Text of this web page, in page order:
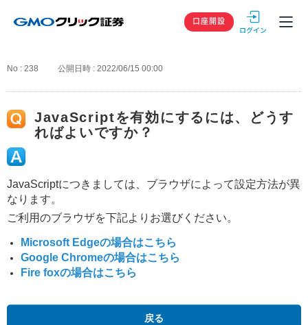
GMOクリック
口座開設
No : 238 公開日時 : 2022/06/15 00:00
JavaScriptを有効にするには、どうす
ればよいですか？
JavaScriptにつきましては、ブラウザによって設定方法が異
なります。
ご利用のブラウザを下記よりお選びください。
Microsoft Edgeの場合はこちら
Google Chromeの場合はこちら
Fire foxの場合はこちら
戻る